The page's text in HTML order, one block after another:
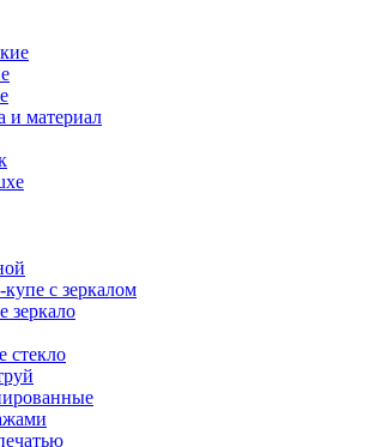
и материал
с зеркалом
зеркало
стекло